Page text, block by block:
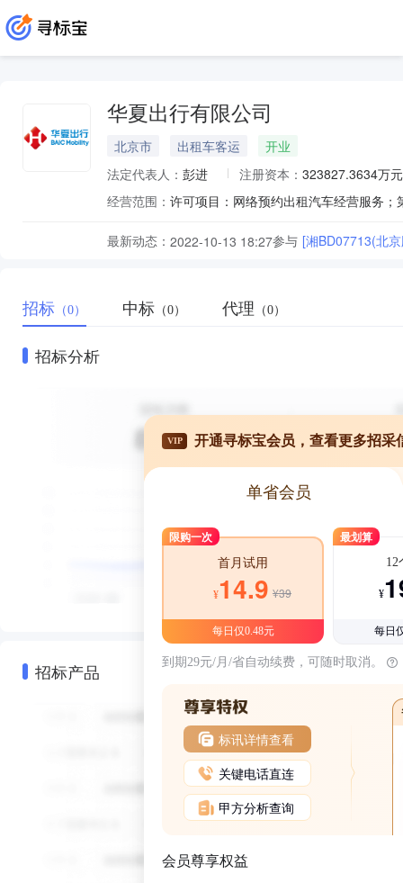
华夏出行有限公司
北京市 出租车客运
开业
法定代表人： 彭进 注册资本： 323827.3634万元
经营范围：
最新动态： 2022-10-13 18:27参与 [湘BD07713(北
招标 （0） 中标 （0） 代理 （0）
招标分析
招标产品
VIP 开通寻标宝会员，查看更多招采
单省会员
限购一次
首月试用
¥14.9 ¥39
每日仅0.48元
最划算
12
¥
每日
到期29元/月/省自动续费，可随时取消。
标讯详情查看
关键电话直连
甲方分析查询
会员尊享权益